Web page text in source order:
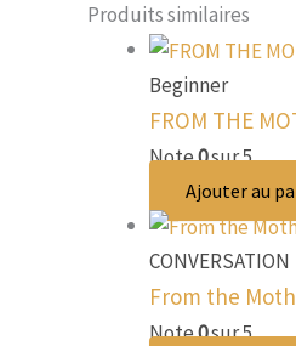
Produits similaires
Beginner
FROM THE
Note0sur 5
Ajouter au
CONVERSATION
From the
Note0sur 5